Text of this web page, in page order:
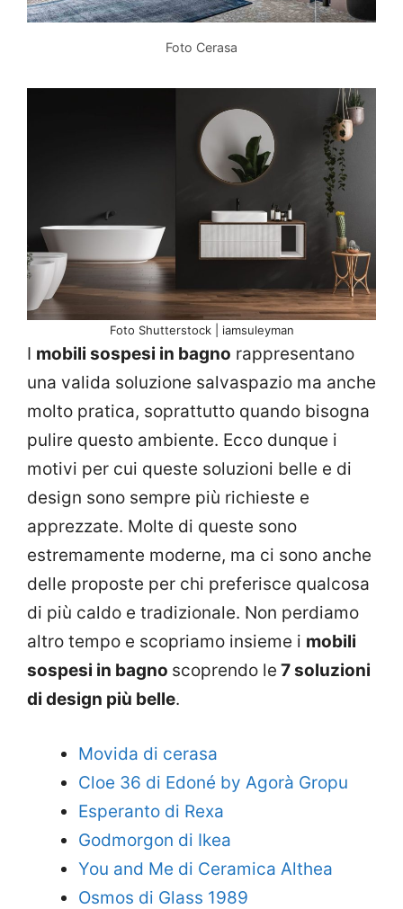
Foto Cerasa
Foto Shutterstock | iamsuleyman
I mobili sospesi in bagno rappresentano
una valida soluzione salvaspazio ma anche
molto pratica, soprattutto quando bisogna
pulire questo ambiente. Ecco dunque i
motivi per cui queste soluzioni belle e di
design sono sempre più richieste e
apprezzate. Molte di queste sono
estremamente moderne, ma ci sono anche
delle proposte per chi preferisce qualcosa
di più caldo e tradizionale. Non perdiamo
altro tempo e scopriamo insieme i mobili
sospesi in bagno scoprendo le 7 soluzioni
di design più belle.
Movida di cerasa
Cloe 36 di Edoné by Agorà Gropu
Esperanto di Rexa
Godmorgon di Ikea
You and Me di Ceramica Althea
Osmos di Glass 1989